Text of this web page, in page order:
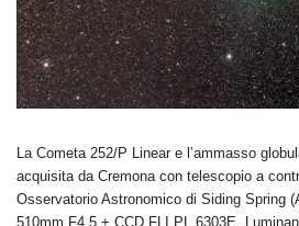
La Cometa 252/P Linear e l’ammasso
acquisita da Cremona con telescopio a
Osservatorio Astronomico di Siding Spring
510mm F4,5 + CCD FLI PL 6303E.